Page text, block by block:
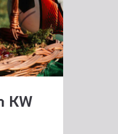
KW